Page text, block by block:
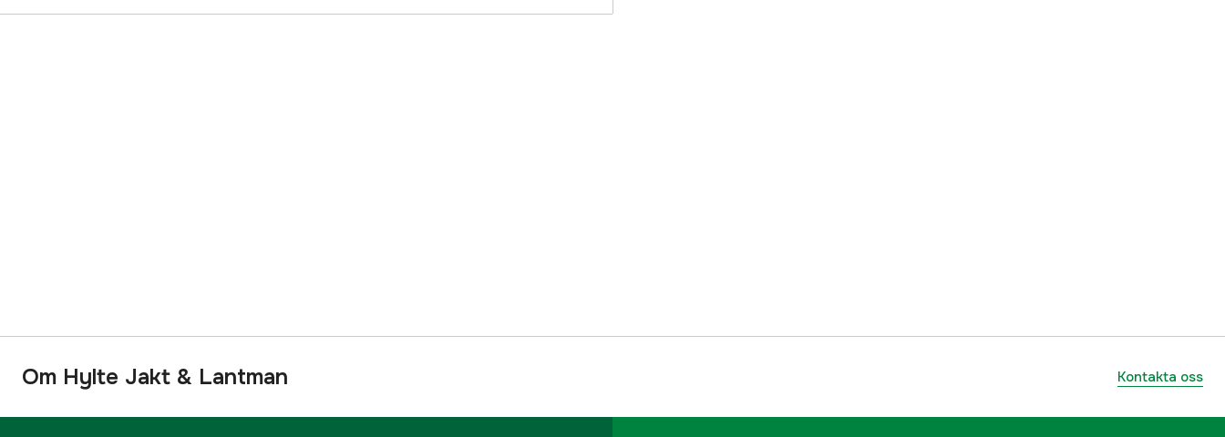
Om Hylte Jakt & Lantman Kontakta oss